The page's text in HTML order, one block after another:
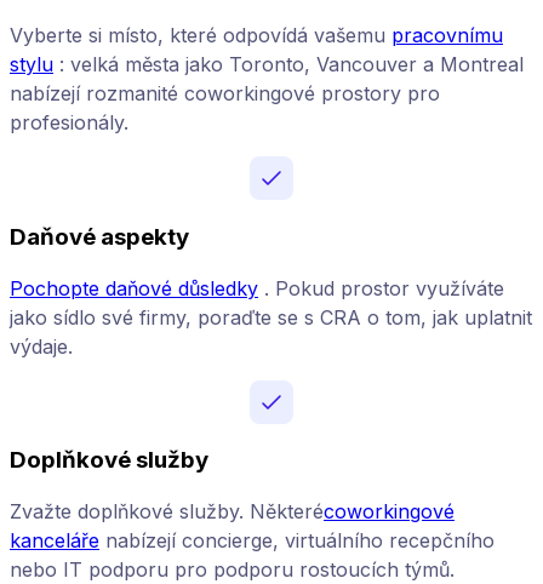
Vyberte si místo, které odpovídá vašemu pracovnímu
stylu : velká města jako Toronto, Vancouver a Montreal
nabízejí rozmanité coworkingové prostory pro
profesionály.
Daňové aspekty
Pochopte daňové důsledky . Pokud prostor využíváte
jako sídlo své firmy, poraďte se s CRA o tom, jak uplatnit
výdaje.
Doplňkové služby
Zvažte doplňkové služby. Některécoworkingové
kanceláře nabízejí concierge, virtuálního recepčního
nebo IT podporu pro podporu rostoucích týmů.